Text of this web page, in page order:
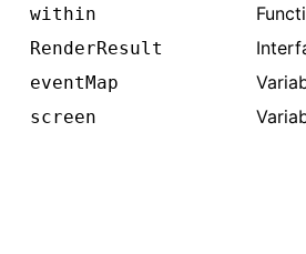
within
RenderResult
eventMap
screen